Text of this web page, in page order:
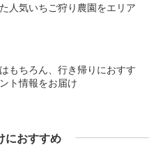
人気いちご狩り農園をエリア
もちろん、行き帰りにおすす
ト情報をお届け
におすすめ